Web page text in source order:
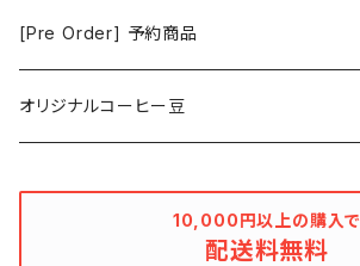
ゲーム
ミュージカル/音楽/ドキュメンタリー/コンピ
Grouper
Bill Callahan
[Pre Order] 予約商品
オリジナルコーヒー豆
10,000円以上の購入で
配送料無料